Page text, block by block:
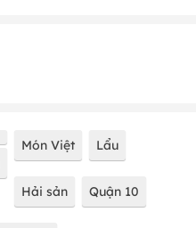
Món Việt Lẩu
Hải sản Quận 10